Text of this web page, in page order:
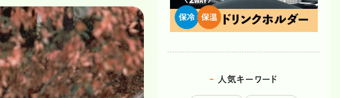
人気キーワード